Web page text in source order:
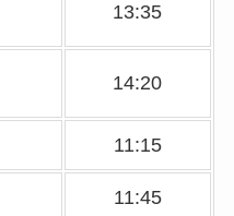
13:35
14:20
11:15
11:45